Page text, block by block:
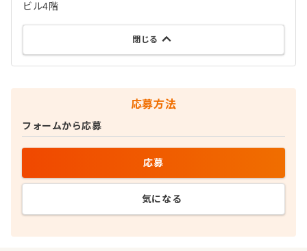
ビル4階
閉じる
応募方法
フォームから応募
応募
気になる